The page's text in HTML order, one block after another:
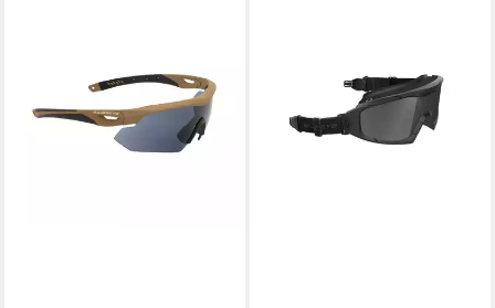
149,90 €
lieferbar - in 2-3 Werktagen bei dir